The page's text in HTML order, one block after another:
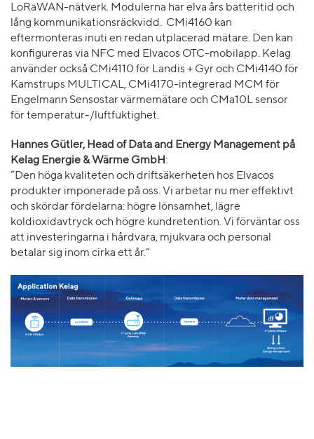
LoRaWAN-nätverk. Modulerna har elva års batteritid och
lång kommunikationsräckvidd. CMi4160 kan
eftermonteras inuti en redan utplacerad mätare. Den kan
konfigureras via NFC med Elvacos OTC-mobilapp. Kelag
använder också CMi4110 för Landis + Gyr och CMi4140 för
Kamstrups MULTICAL, CMi4170-integrerad MCM för
Engelmann Sensostar värmemätare och CMa10L sensor
för temperatur-/luftfuktighet.
Hannes Gütler, Head of Data and Energy Management på
Kelag Energie & Wärme GmbH:
”Den höga kvaliteten och driftsäkerheten hos Elvacos
produkter imponerade på oss. Vi arbetar nu mer effektivt
och skördar fördelarna: högre lönsamhet, lägre
koldioxidavtryck och högre kundretention. Vi förväntar oss
att investeringarna i hårdvara, mjukvara och personal
betalar sig inom cirka ett år.”